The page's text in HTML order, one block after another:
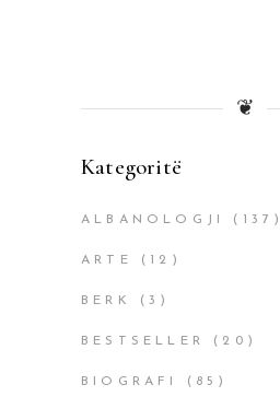
❦
Kategoritë
ALBANOLOGJI (137)
ARTE (12)
BERK (3)
BESTSELLER (20)
BIOGRAFI (85)